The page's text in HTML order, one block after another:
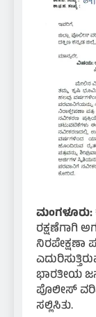
ಮಂಗಳೂರು:
ರಕ್ಷಣೆಗಾಗಿ
ನಿರಪೇಕ್ಷಣಾ
ಭಾರತೀಯ
ಪೊಲೀಸ್
ಸಲ್ಲಿಸಿತು.